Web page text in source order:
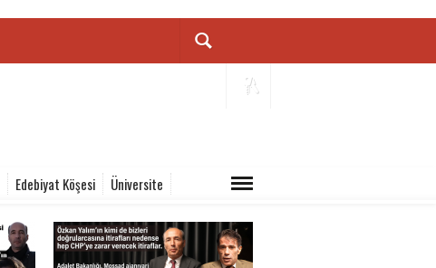
Edebiyat Köşesi Üniversite